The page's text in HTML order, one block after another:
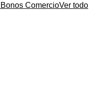
Bonos ComercioVer todo